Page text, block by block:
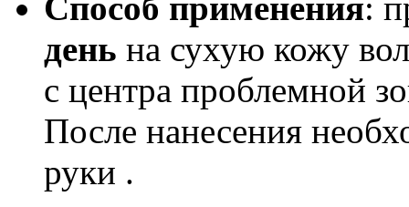
Способ применения:
день на сухую кожу
с центра проблемной
После нанесения
руки .